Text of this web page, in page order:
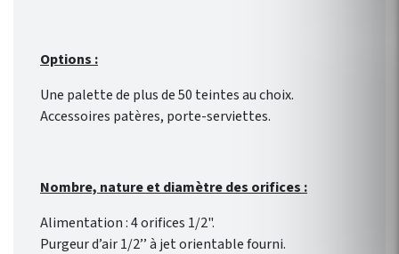
Options :
Une palette de plus de 50 teintes au choix.
Accessoires patères, porte-serviettes.
Nombre, nature et diamètre des orifices :
Alimentation : 4 orifices 1/2".
Purgeur d’air 1/2’’ à jet orientable fourni.